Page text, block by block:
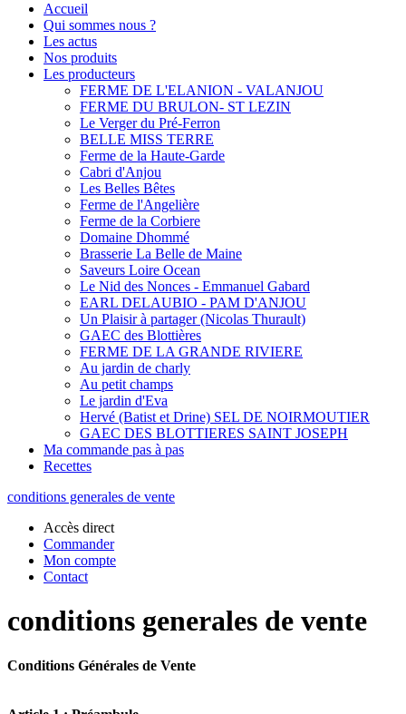
Accueil
Qui sommes nous ?
Les actus
Nos produits
Les producteurs
FERME DE L'ELANION - VALANJOU
FERME DU BRULON- ST LEZIN
Le Verger du Pré-Ferron
BELLE MISS TERRE
Ferme de la Haute-Garde
Cabri d'Anjou
Les Belles Bêtes
Ferme de l'Angelière
Ferme de la Corbiere
Domaine Dhommé
Brasserie La Belle de Maine
Saveurs Loire Ocean
Le Nid des Nonces - Emmanuel Gabard
EARL DELAUBIO - PAM D'ANJOU
Un Plaisir à partager (Nicolas Thurault)
GAEC des Blottières
FERME DE LA GRANDE RIVIERE
Au jardin de charly
Au petit champs
Le jardin d'Eva
Hervé (Batist et Drine) SEL DE NOIRMOUTIER
GAEC DES BLOTTIERES SAINT JOSEPH
Ma commande pas à pas
Recettes
conditions generales de vente
Accès direct
Commander
Mon compte
Contact
conditions generales de vente
Conditions Générales de Vente